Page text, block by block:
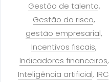
Gestão de talento
Gestão do risco
gestão empresarial
Incentivos fiscais
Indicadores financeiros
Inteligência artificial IRC